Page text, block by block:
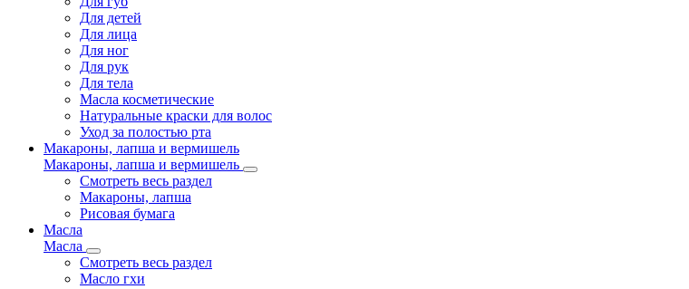
Для детей
Для лица
Для ног
Для рук
Для тела
Масла косметические
Натуральные краски для волос
Уход за полостью рта
Макароны, лапша и вермишель
Макароны, лапша и вермишель
Смотреть весь раздел
Макароны, лапша
Рисовая бумага
Масла
Масла
Смотреть весь раздел
Масло гхи